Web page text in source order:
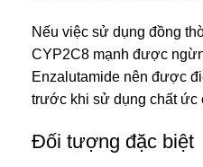
Nếu việc sử dụng đồng
CYP2C8 mạnh được
Enzalutamide nên được
trước khi sử dụng chất ức
Đối tượng đặc biệt